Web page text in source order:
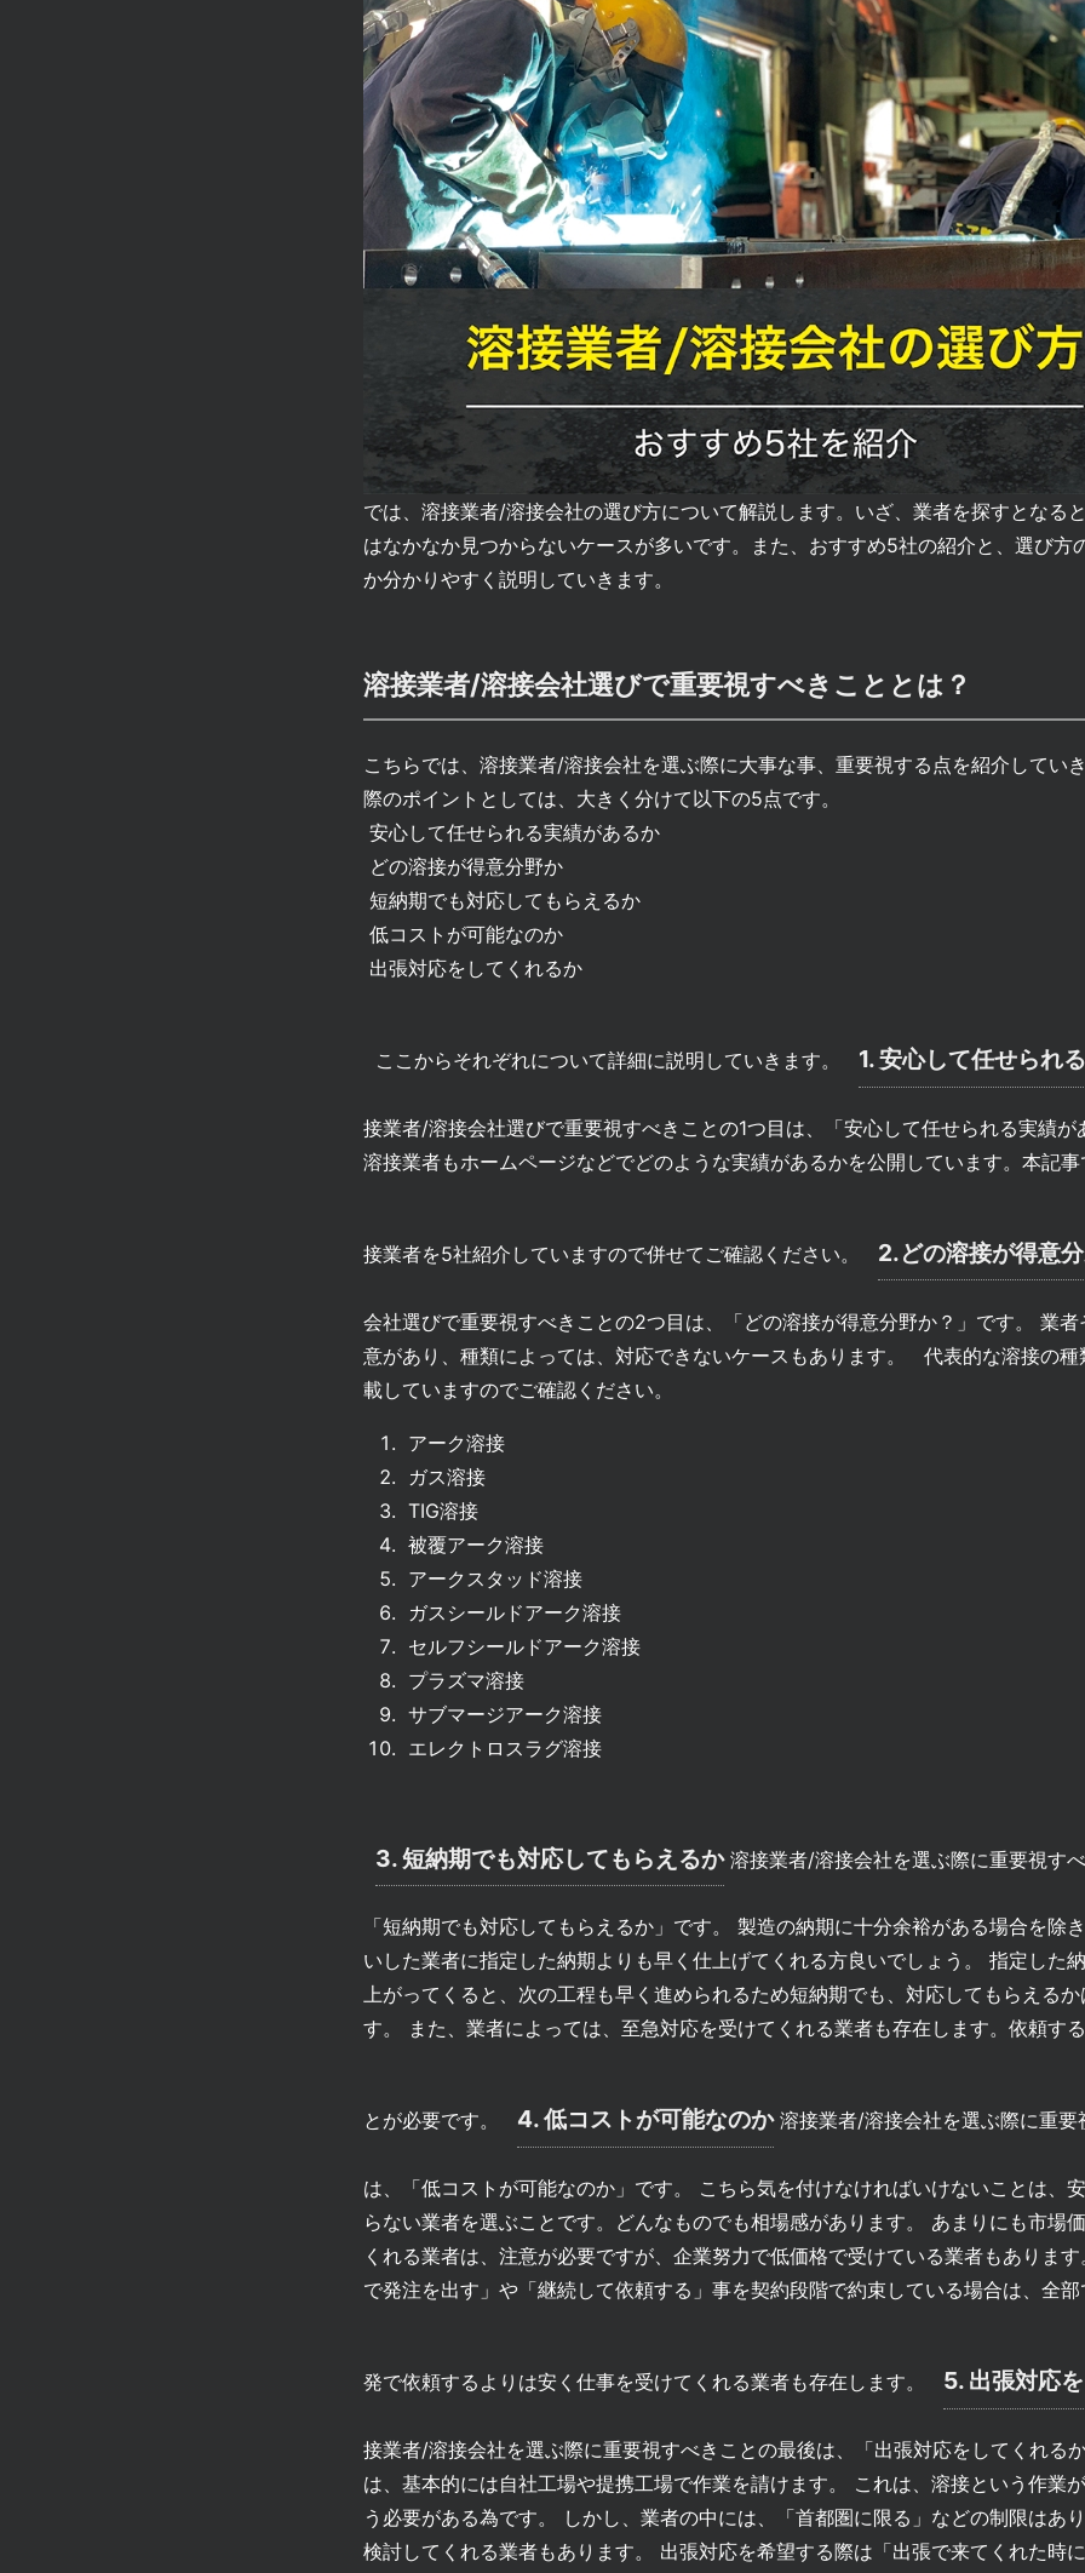
では、溶接業者/溶接会社の選び方について解説します。いざ、業者を探すとなる
はなかなか見つからないケースが多いです。また、おすすめ5社の紹介と、選び方
か分かりやすく説明していきます。
溶接業者/溶接会社選びで重要視すべきこととは？
こちらでは、溶接業者/溶接会社を選ぶ際に大事な事、重要視する点を紹介して
際のポイントとしては、大きく分けて以下の5点です。
安心して任せられる実績があるか
どの溶接が得意分野か
短納期でも対応してもらえるか
低コストが可能なのか
出張対応をしてくれるか
ここからそれぞれについて詳細に説明していきます。 1. 安心して任せられ
接業者/溶接会社選びで重要視すべきことの1つ目は、「安心して任せられる実績
溶接業者もホームページなどでどのような実績があるかを公開しています。本記
接業者を5社紹介していますので併せてご確認ください。 2.どの溶接が得意
会社選びで重要視すべきことの2つ目は、「どの溶接が得意分野か？」です。 業
意があり、種類によっては、対応できないケースもあります。 代表的な溶接の種
載していますのでご確認ください。
アーク溶接
ガス溶接
TIG溶接
被覆アーク溶接
アークスタッド溶接
ガスシールドアーク溶接
セルフシールドアーク溶接
プラズマ溶接
サブマージアーク溶接
エレクトロスラグ溶接
3. 短納期でも対応してもらえるか溶接業者/溶接会社を選ぶ際に重要視す
「短納期でも対応してもらえるか」です。 製造の納期に十分余裕がある場合を除
いした業者に指定した納期よりも早く仕上げてくれる方良いでしょう。 指定した
上がってくると、次の工程も早く進められるため短納期でも、対応してもらえる
す。 また、業者によっては、至急対応を受けてくれる業者も存在します。依頼す
とが必要です。 4. 低コストが可能なのか溶接業者/溶接会社を選ぶ際に重要
は、「低コストが可能なのか」です。 こちら気を付けなければいけないことは、
らない業者を選ぶことです。どんなものでも相場感があります。 あまりにも市場
くれる業者は、注意が必要ですが、企業努力で低価格で受けている業者もありま
で発注を出す」や「継続して依頼する」事を契約段階で約束している場合は、全
発で依頼するよりは安く仕事を受けてくれる業者も存在します。 5. 出張対応
接業者/溶接会社を選ぶ際に重要視すべきことの最後は、「出張対応をしてくれる
は、基本的には自社工場や提携工場で作業を請けます。 これは、溶接という作業
う必要がある為です。 しかし、業者の中には、「首都圏に限る」などの制限はあ
検討してくれる業者もあります。 出張対応を希望する際は「出張で来てくれた時